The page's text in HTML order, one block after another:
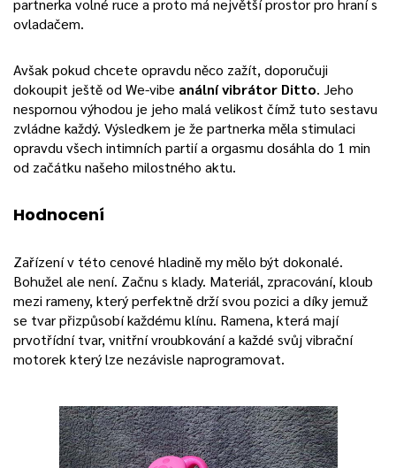
partnerka volné ruce a proto má největší prostor pro hraní s
ovladačem.
Avšak pokud chcete opravdu něco zažít, doporučuji
dokoupit ještě od We-vibe anální vibrátor Ditto. Jeho
nespornou výhodou je jeho malá velikost čímž tuto sestavu
zvládne každý. Výsledkem je že partnerka měla stimulaci
opravdu všech intimních partií a orgasmu dosáhla do 1 min
od začátku našeho milostného aktu.
Hodnocení
Zařízení v této cenové hladině my mělo být dokonalé.
Bohužel ale není. Začnu s klady. Materiál, zpracování, kloub
mezi rameny, který perfektně drží svou pozici a díky jemuž
se tvar přizpůsobí každému klínu. Ramena, která mají
prvotřídní tvar, vnitřní vroubkování a každé svůj vibrační
motorek který lze nezávisle naprogramovat.